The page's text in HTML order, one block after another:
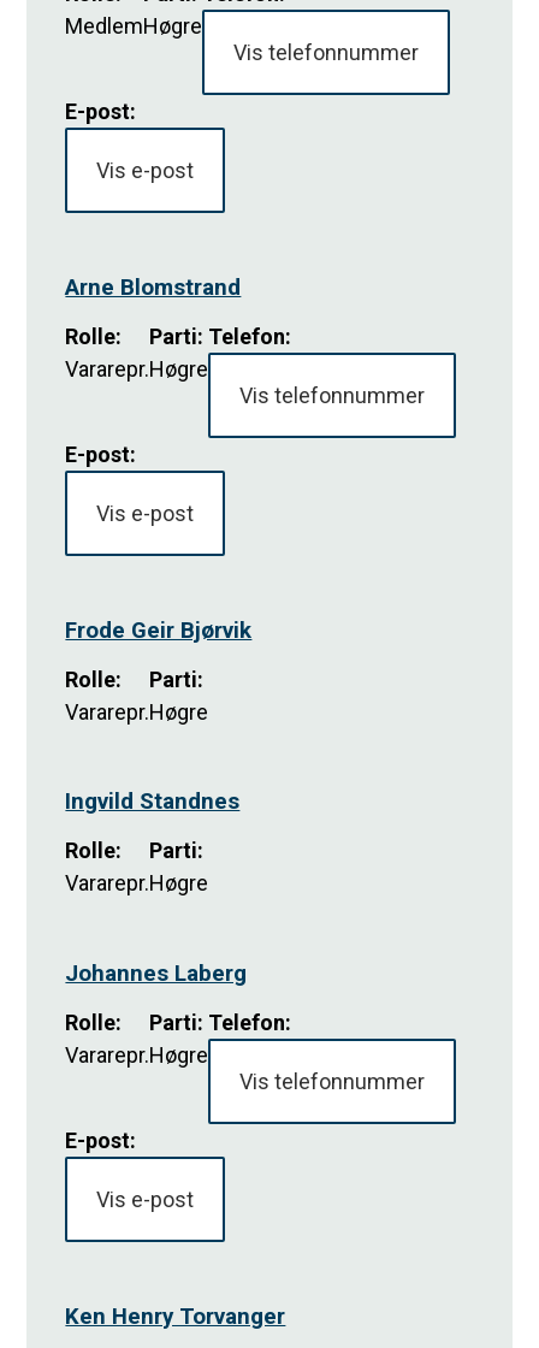
MedlemHøgre
Vis telefonnummer
E-post:
Vis e-post
Arne Blomstrand
Rolle:
Vararepr.
Parti:
Høgre
Telefon:
Vis telefonnummer
E-post:
Vis e-post
Frode Geir Bjørvik
Rolle:
Vararepr.
Parti:
Høgre
Ingvild Standnes
Rolle:
Vararepr.
Parti:
Høgre
Johannes Laberg
Rolle:
Vararepr.
Parti:
Høgre
Telefon:
Vis telefonnummer
E-post:
Vis e-post
Ken Henry Torvanger